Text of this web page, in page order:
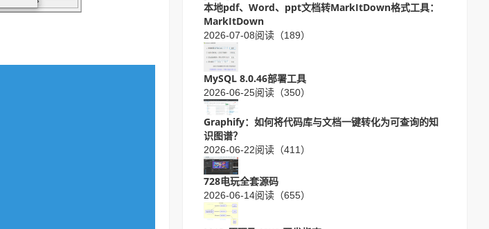
本地pdf、Word、ppt文档转MarkItDown格式工具：
MarkItDown
2026-07-08阅读（189）
MySQL 8.0.46部署工具
2026-06-25阅读（350）
Graphify：如何将代码库与文档一键转化为可查询的知
识图谱？
2026-06-22阅读（411）
728电玩全套源码
2026-06-14阅读（655）